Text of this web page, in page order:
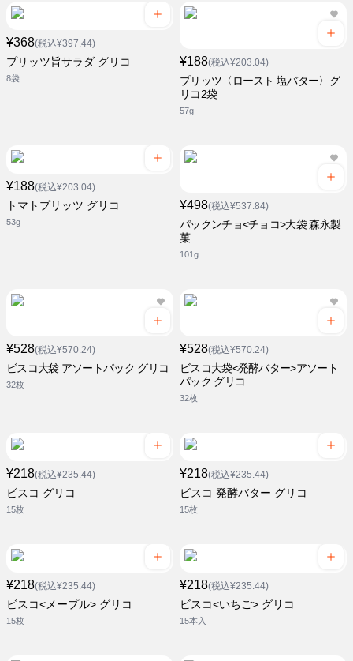
¥368(税込¥397.44)
プリッツ旨サラダ グリコ
8袋
¥188(税込¥203.04)
プリッツ〈ロースト 塩バター〉グ
リコ2袋
57g
¥188(税込¥203.04)
トマトプリッツ グリコ
53g
¥498(税込¥537.84)
パックンチョ<チョコ>大袋 森永製
菓
101g
¥528(税込¥570.24)
ビスコ大袋 アソートパック グリコ
32枚
¥528(税込¥570.24)
ビスコ大袋<発酵バター>アソート
パック グリコ
32枚
¥218(税込¥235.44)
ビスコ グリコ
15枚
¥218(税込¥235.44)
ビスコ 発酵バター グリコ
15枚
¥218(税込¥235.44)
ビスコ<メープル> グリコ
15枚
¥218(税込¥235.44)
ビスコ<いちご> グリコ
15本入